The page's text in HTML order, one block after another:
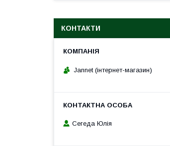
КОНТАКТИ
Jannet (інтернет-магазин)
Сегеда Юлія